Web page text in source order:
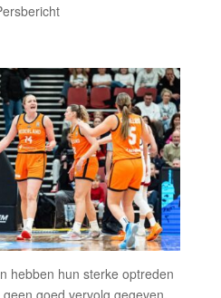
hebben hun sterke optreden
goed vervolg gegeven.